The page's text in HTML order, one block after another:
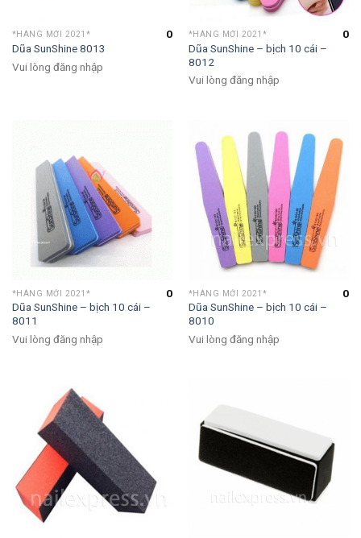
*HÀNG MỚI 2021*
Dũa SunShine 8013
0
Vui lòng đăng nhập
*HÀNG MỚI 2021*
Dũa SunShine – bịch 10 cái –
8012
0
Vui lòng đăng nhập
*HÀNG MỚI 2021*
Dũa SunShine – bịch 10 cái –
8011
0
Vui lòng đăng nhập
*HÀNG MỚI 2021*
Dũa SunShine – bịch 10 cái –
8010
0
Vui lòng đăng nhập